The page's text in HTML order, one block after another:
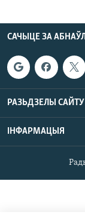
САЧЫЦЕ ЗА
РАЗЬДЗЕЛЫ САЙТУ
ІНФАРМАЦЫЯ